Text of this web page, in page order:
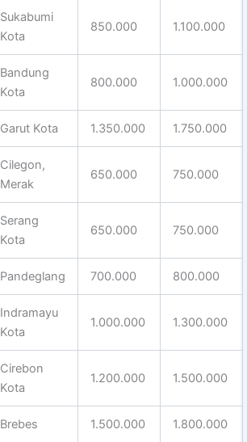
Sukabumi
Kota
850.000 1.100.000
Bandung
Kota
800.000 1.000.000
Garut Kota 1.350.000 1.750.000
Cilegon,
Merak
650.000 750.000
Serang
Kota
650.000 750.000
Pandeglang 700.000 800.000
Indramayu
Kota
1.000.000 1.300.000
Cirebon
Kota
1.200.000 1.500.000
Brebes 1.500.000 1.800.000